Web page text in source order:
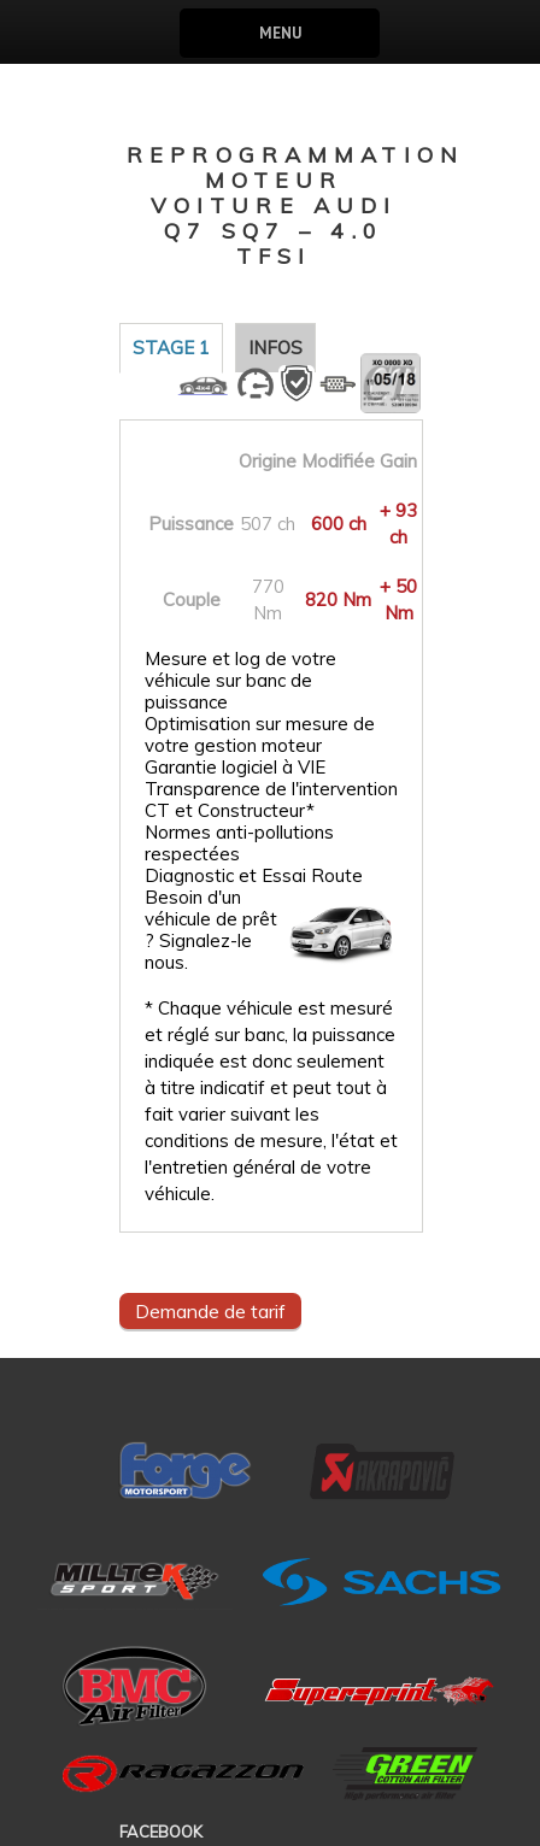
MENU
REPROGRAMMATION
MOTEUR
VOITURE AUDI
Q7 SQ7 – 4.0
TFSI
STAGE 1 INFOS
Origine Modifiée Gain
Puissance 507 ch 600 ch
+ 93
ch
Couple
770
Nm
820 Nm
+ 50
Nm
Mesure et log de votre
véhicule sur banc de
puissance
Optimisation sur mesure de
votre gestion moteur
Garantie logiciel à VIE
Transparence de l'intervention
CT et Constructeur*
Normes anti-pollutions
respectées
Diagnostic et Essai Route
Besoin d'un
véhicule de prêt
? Signalez-le
nous.
* Chaque véhicule est mesuré
et réglé sur banc, la puissance
indiquée est donc seulement
à titre indicatif et peut tout à
fait varier suivant les
conditions de mesure, l'état et
l'entretien général de votre
véhicule.
Demande de tarif
FACEBOOK